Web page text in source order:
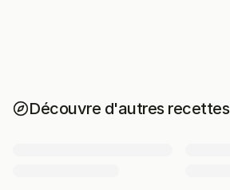
Découvre d'autres recettes